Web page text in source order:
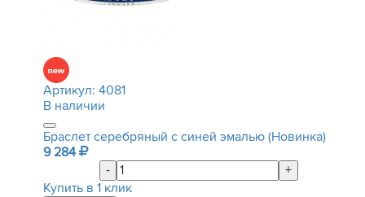
Артикул: 4081
В наличии
Браслет серебряный с синей эмалью (Новинка)
9 284
-
+
Купить в 1 клик